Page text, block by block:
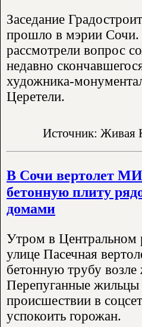
Заседание
прошло в мэрии Сочи.
рассмотрели вопрос
недавно
художника-
Церетели.
Источник: Живая
В Сочи вертолет
бетонную плиту
домами
Утром в Центральном
улице Пасечная
бетонную трубу
Перепуганные жильцы
происшествии в
успокоить горожан.